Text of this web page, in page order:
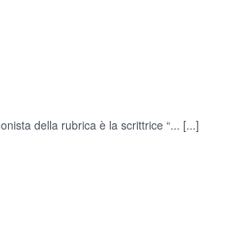
della rubrica è la scrittrice “... [...]